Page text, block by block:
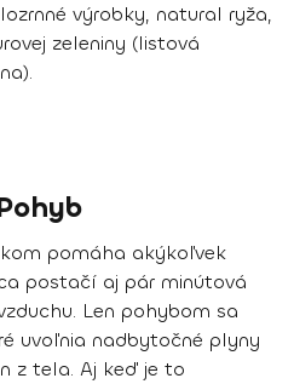
výrobky, natural ryža,
zeleniny (listová
pomáha akýkoľvek
postačí aj pár minútová
Len pohybom sa
uvoľnia nadbytočné plyny
z tela. Aj keď je to